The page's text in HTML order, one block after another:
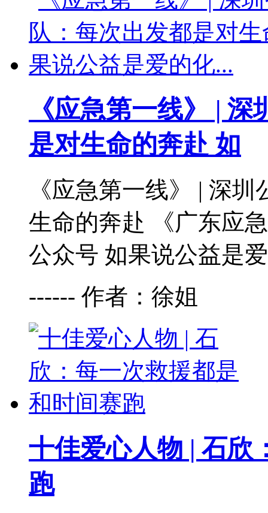
《应急第一线》 |
是对生命的奔赴 如
《应急第一线》 | 深
生命的奔赴 《广东应
公众号 如果说公益是
------ 作者：徐姐
十佳爱心人物 | 石欣
跑